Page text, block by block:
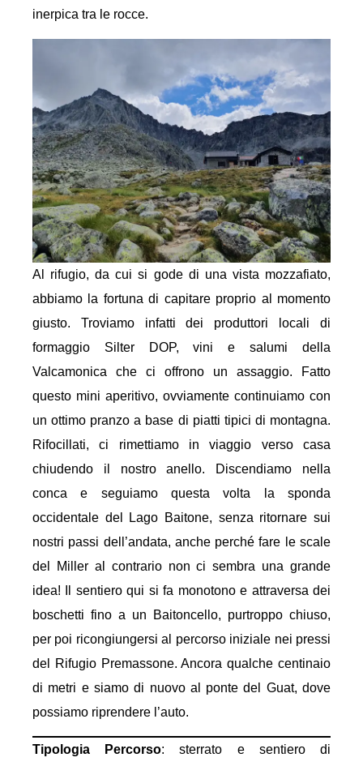
inerpica tra le rocce.
Al rifugio, da cui si gode di una vista mozzafiato,
abbiamo la fortuna di capitare proprio al momento
giusto. Troviamo infatti dei produttori locali di
formaggio Silter DOP, vini e salumi della
Valcamonica che ci offrono un assaggio. Fatto
questo mini aperitivo, ovviamente continuiamo con
un ottimo pranzo a base di piatti tipici di montagna.
Rifocillati, ci rimettiamo in viaggio verso casa
chiudendo il nostro anello. Discendiamo nella
conca e seguiamo questa volta la sponda
occidentale del Lago Baitone, senza ritornare sui
nostri passi dell’andata, anche perché fare le scale
del Miller al contrario non ci sembra una grande
idea! Il sentiero qui si fa monotono e attraversa dei
boschetti fino a un Baitoncello, purtroppo chiuso,
per poi ricongiungersi al percorso iniziale nei pressi
del Rifugio Premassone. Ancora qualche centinaio
di metri e siamo di nuovo al ponte del Guat, dove
possiamo riprendere l’auto.
Tipologia Percorso: sterrato e sentiero di